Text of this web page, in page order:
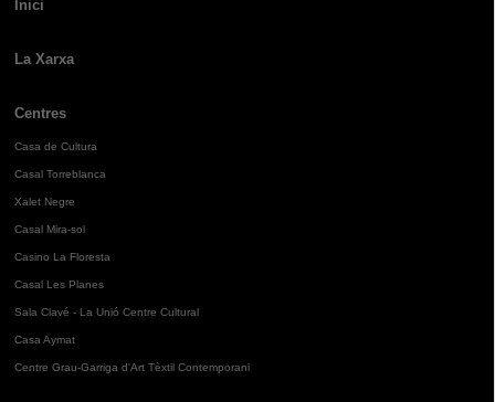
Inici
La Xarxa
Centres
Casa de Cultura
Casal Torreblanca
Xalet Negre
Casal Mira-sol
Casino La Floresta
Casal Les Planes
Sala Clavé - La Unió Centre Cultural
Casa Aymat
Centre Grau-Garriga d'Art Tèxtil Contemporani